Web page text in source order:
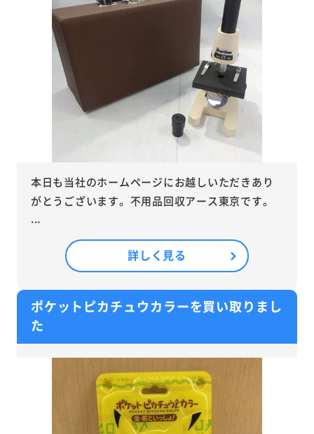
本日も当社のホームページにお越しいただきあり
がとうございます。不用品回収アース東京です。
...
詳しく見る
ポケットピカチュウカラーを買い取りまし
た